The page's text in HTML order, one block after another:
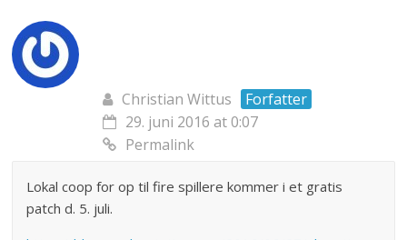
Christian Wittus
Forfatter
29. juni 2016 at 0:07
Permalink
Lokal coop for op til fire spillere kommer i et gratis
patch d. 5. juli.